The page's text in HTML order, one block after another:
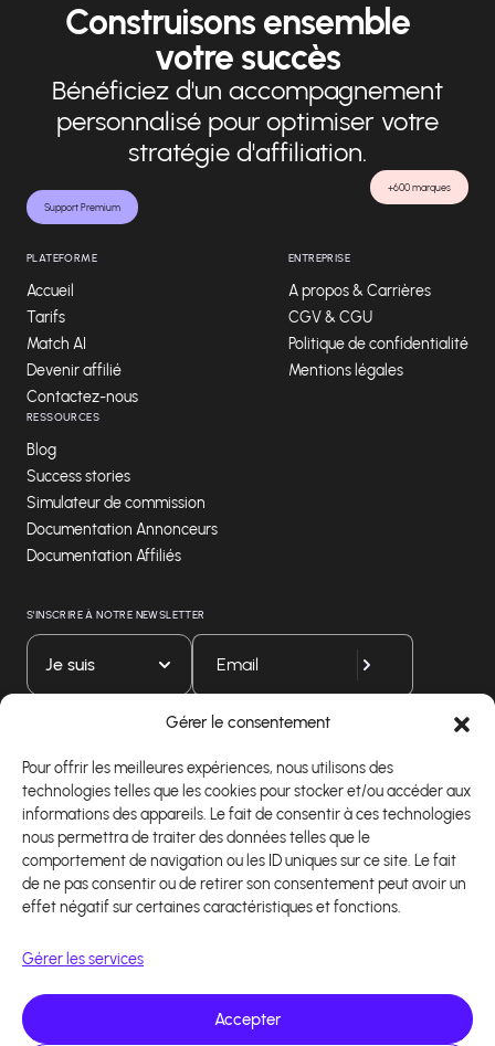
Gérer le consentement
Pour offrir les meilleures expériences, nous utilisons des
technologies telles que les cookies pour stocker et/ou accéder aux
informations des appareils. Le fait de consentir à ces technologies
nous permettra de traiter des données telles que le
comportement de navigation ou les ID uniques sur ce site. Le fait
de ne pas consentir ou de retirer son consentement peut avoir un
effet négatif sur certaines caractéristiques et fonctions.
Gérer les services
Accepter
Support Premium
+600 marques
Construisons ensemble
votre succès
Bénéficiez d'un accompagnement
personnalisé pour optimiser votre
stratégie d'affiliation.
PLATEFORME
Accueil
Tarifs
Match AI
Devenir affilié
Contactez-nous
ENTREPRISE
A propos & Carrières
CGV & CGU
Politique de confidentialité
Mentions légales
RESSOURCES
Blog
Success stories
Simulateur de commission
Documentation Annonceurs
Documentation Affiliés
S'INSCRIRE À NOTRE NEWSLETTER
Je suis
Téléchargez notre application